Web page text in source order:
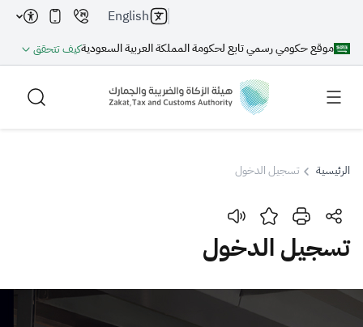
موقع حكومي رسمي تابع لحكومة المملكة العربية السعوديةكيف تتحقق
English
بحث
الرئيسية تسجيل الدخول
تسجيل الدخول